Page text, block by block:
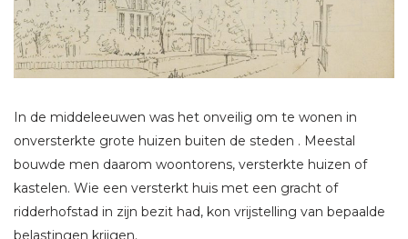
In de middeleeuwen was het onveilig om te wonen in
onversterkte grote huizen buiten de steden . Meestal
bouwde men daarom woontorens, versterkte huizen of
kastelen. Wie een versterkt huis met een gracht of
ridderhofstad in zijn bezit had, kon vrijstelling van bepaalde
belastingen krijgen.